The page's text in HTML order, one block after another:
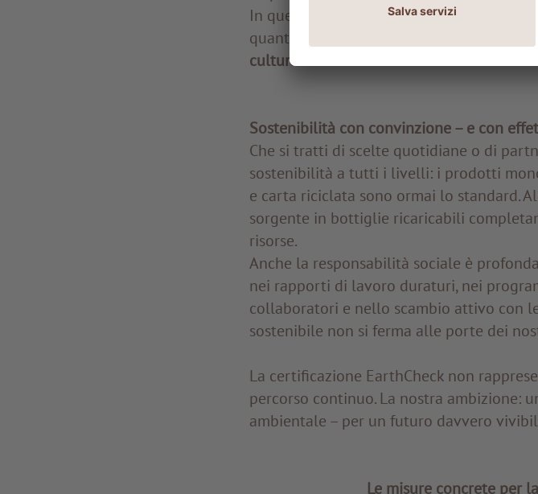
In questo senso, l’obiettivo non è mai
quanto più quello di adottare un
cultura aziendale.
Sostenibilità con convinzione – e con
Che si tratti di scelte quotidiane o di
sostenibilità a tutti i livelli: i prodotti
e carta riciclata sono ormai lo standard.
sorgente in bottiglie ricaricabili
risorse.
Anche la responsabilità sociale è
nei rapporti di lavoro duraturi, nei
collaboratori e nello scambio attivo con
sostenibile non si ferma alle porte dei
La certificazione EarthCheck non
percorso continuo. La nostra ambizione:
ambientale – per un futuro davvero
Le misure concrete per